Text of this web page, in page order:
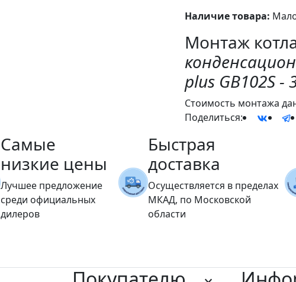
Наличие товара:
Монтаж
plus GB102S -
Стоимость монтажа
Поделиться:
Самые
низкие цены
Лучшее предложение
среди официальных
дилеров
Быстрая
доставка
Осуществляется в пределах
МКАД, по Московской
области